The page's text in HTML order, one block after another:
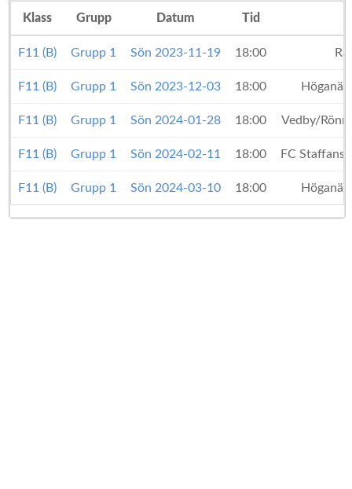
Klass Grupp Datum Tid
F11 (B) Grupp 1 Sön 2023-11-19 18:00
F11 (B) Grupp 1 Sön 2023-12-03 18:00
F11 (B) Grupp 1 Sön 2024-01-28 18:00 Vedby/
F11 (B) Grupp 1 Sön 2024-02-11 18:00 FC
F11 (B) Grupp 1 Sön 2024-03-10 18:00